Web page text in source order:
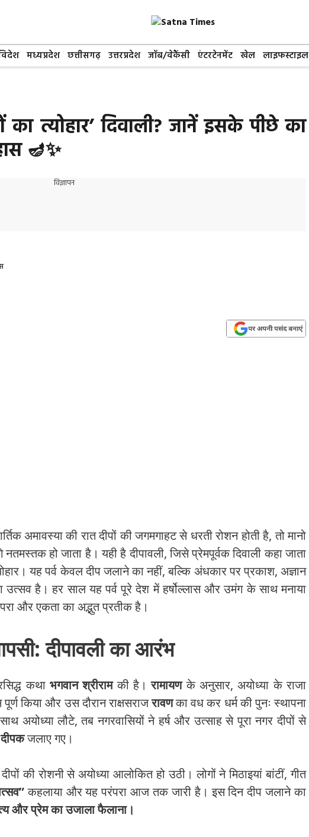
मध्यप्रदेश छत्तीसगढ़ उत्तरप्रदेश जॉब/वेकैंसी एंटरटेनमेंट खेल लाइफस्टाइल
का त्योहार’ दिवाली? जानें इसके पीछे का
🪔✨
विज्ञापन
अमावस्या की रात दीपों की जगमगाहट से धरती रोशन होती है, तो मानो
हो जाता है। यही है दीपावली, जिसे प्रेमपूर्वक दिवाली कहा जाता
यह पर्व केवल दीप जलाने का नहीं, बल्कि अंधकार पर प्रकाश, अज्ञान
उत्सव है। हर साल यह पर्व पूरे देश में हर्षोल्लास और उमंग के साथ मनाया
और एकता का अद्भुत प्रतीक है।
दीपावली का आरंभ
कथा भगवान श्रीरामकी है।रामायणके अनुसार, अयोध्या के राजा
किया और उस दौरान राक्षसराजरावणका वध कर धर्म की पुनः स्थापना
अयोध्या लौटे, तब नगरवासियों ने हर्ष और उत्साह से पूरा नगर दीपों से
जलाए गए।
की रोशनी से अयोध्या आलोकित हो उठी। लोगों ने मिठाइयां बांटीं, गीत
कहलाया और यह परंपरा आज तक जारी है। इस दिन दीप जलाने का
और प्रेम का उजाला फैलाना।